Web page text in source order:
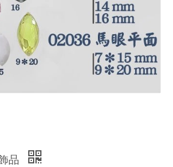
品